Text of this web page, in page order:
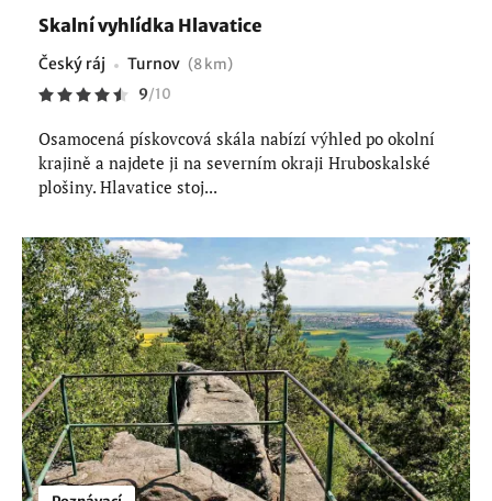
Skalní vyhlídka Hlavatice
Český ráj Turnov (8 km)
9/10
Osamocená pískovcová skála nabízí výhled po okolní
krajině a najdete ji na severním okraji Hruboskalské
plošiny. Hlavatice stoj...